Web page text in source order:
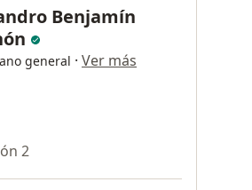
Benjamín
general · Ver más
2